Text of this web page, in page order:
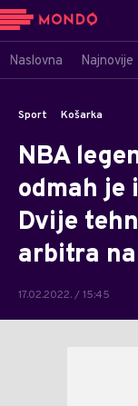
Naslovna Najnovije
Sport Košarka
NBA
odmah je
Dvije
arbitra
17.02.2022. / 15:45